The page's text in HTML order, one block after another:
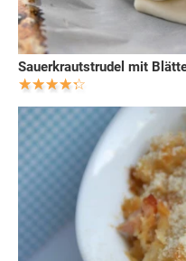
Sauerkrautstrudel mit